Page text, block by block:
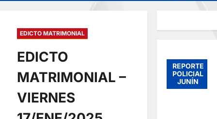
EDICTO MATRIMONIAL
EDICTO
MATRIMONIAL –
VIERNES
REPORTE
POLICIAL
JUNÍN